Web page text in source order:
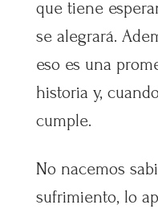
que tiene
se alegrará.
eso es una
historia y,
cumple.
No nacemos
sufrimiento, lo